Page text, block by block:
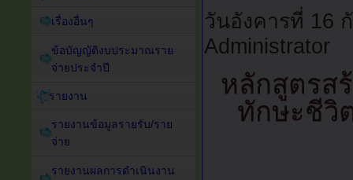
วันอังคารที่ 16
Administrator
หลักสูตรส
ทักษะชีวิ
เรื่องอื่นๆ
ข้อบัญญัติงบประมาณราย
จ่ายประจำปี
รายงาน
รายงานข้อมูลรายรับ/ราย
จ่าย
รายงานผลการดำเนินงาน